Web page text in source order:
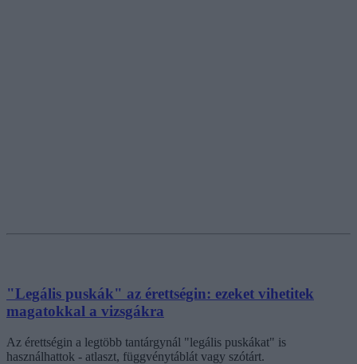
"Legális puskák" az érettségin: ezeket vihetitek
magatokkal a vizsgákra
Az érettségin a legtöbb tantárgynál "legális puskákat" is
használhattok - atlaszt, függvénytáblát vagy szótárt.